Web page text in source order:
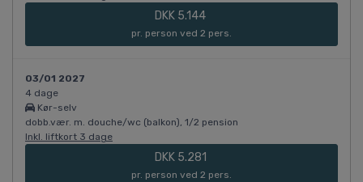
DKK 5.144
pr. person ved 2 pers.
03/01 2027
4 dage
Kør-selv
dobb.vær. m. douche/wc (balkon), 1/2 pension
Inkl. liftkort 3 dage
DKK 5.281
pr. person ved 2 pers.